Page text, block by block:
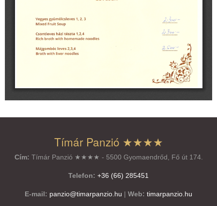
Tímár Panzió ★★★★
Cím: Tímár Panzió ★★★★ - 5500 Gyomaendrőd, Fő út 174.
Telefon: +36 (66) 285451
E-mail: panzio@timarpanzio.hu Web: timarpanzio.hu